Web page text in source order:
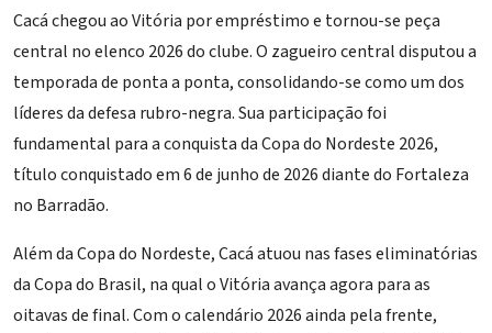
Cacá chegou ao Vitória por empréstimo e tornou-se peça
central noelenco 2026do clube. O zagueiro central disputou a
temporada de ponta a ponta, consolidando-se como um dos
líderes da defesa rubro-negra. Sua participação foi
fundamental para a conquista daCopa do Nordeste 2026,
título conquistado em 6 de junho de 2026 diante do Fortaleza
no Barradão.
Além da Copa do Nordeste, Cacá atuou nas fases eliminatórias
da Copa do Brasil, na qual o Vitória avança agora para as
oitavas de final. Com o calendário 2026 ainda pela frente,